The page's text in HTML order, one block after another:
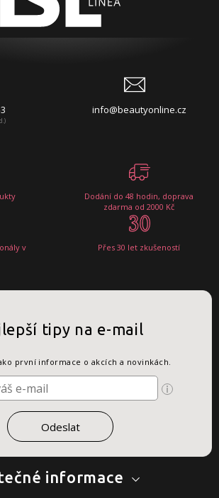
info@beautyonline.cz
Dodání do 48 hodin, doprava
zdarma od 2000 Kč
v
Přes 30 let zkušeností
informace
tipy na e-mail
první informace o akcích a novinkách.